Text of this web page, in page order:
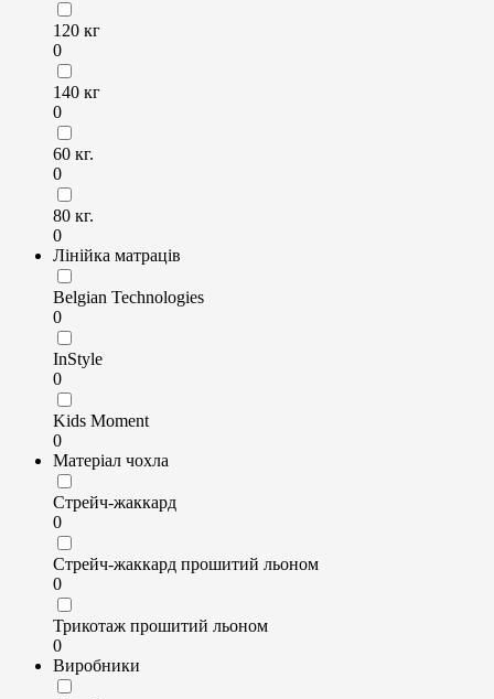
120 кг
0
140 кг
0
60 кг.
0
80 кг.
0
Лінійка матраців
Belgian Technologies
0
InStyle
0
Kids Moment
0
Матеріал чохла
Стрейч-жаккард
0
Стрейч-жаккард прошитий льоном
0
Трикотаж прошитий льоном
0
Виробники